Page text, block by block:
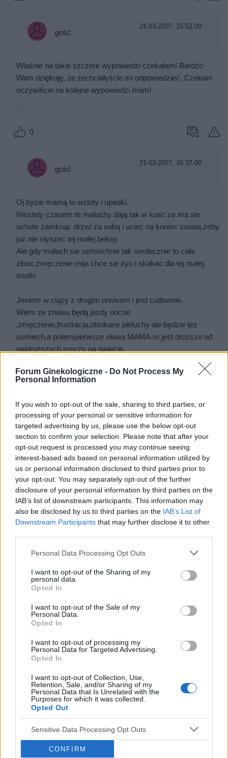
Forum Ginekologiczne - Do Not Process My
Personal Information
If you wish to opt-out of the sale, sharing to third parties, or
processing of your personal or sensitive information for
targeted advertising by us, please use the below opt-out
section to confirm your selection. Please note that after your
opt-out request is processed you may continue seeing
interest-based ads based on personal information utilized by
us or personal information disclosed to third parties prior to
your opt-out. You may separately opt-out of the further
disclosure of your personal information by third parties on the
IAB’s list of downstream participants. This information may
also be disclosed by us to third parties on the IAB’s List of
Downstream Participants that may further disclose it to other
Personal Data Processing Opt Outs
I want to opt-out of the Sharing of my
personal data.
Opted In
I want to opt-out of the Sale of my
Personal Data.
Opted In
I want to opt-out of processing my
Personal Data for Targeted Advertising.
Opted In
I want to opt-out of Collection, Use,
Retention, Sale, and/or Sharing of my
Personal Data that Is Unrelated with the
Purposes for which it was collected.
Opted Out
Sensitive Data Processing Opt Outs
CONFIRM
gość
21-03-2007, 15:52:00
Właśnie na takie szczere wypowiedzi czekałam! Bardzo
Wam dziękuję, że zechciałyście mi odpowiedzieć. Czekam
oczywiście na kolejne wypowiedzi mam!
0
gość
21-03-2007, 16:37:00
Oj bycie mamą to wzloty i upadki.
Niestety czasem te maluchy dają tak w kosc ze ma sie
ochote zamknąc drzwi za sobą i uciec na koniec swiata,zeby
juz nie słyszec tej małej beksy.
Ale gdy maluch sie usmiechnie tak serdecznie to cała
złosc,zmęczenie mija chce sie zyc i skakac dla tej małej
istotki
Jestem w ciąży z drugim urwisem i jest cudownie.
Wiem ze znowu będą jazdy nocne
,zmęczenie,frustracja,obsikane pieluchy ale będzie tez
usmiech,a potempierwsze słowa MAMA-to jest droższe od
najdroższych rzeczy na świecie.
kobietom i dla tych chwil warto zyc,warto 9 miesięcy
najszczęśliwszą na swiecie
Cudownie jest byc mama
0